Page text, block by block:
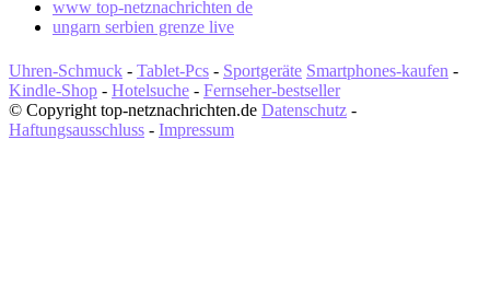
www top-netznachrichten de
ungarn serbien grenze live
Uhren-Schmuck - Tablet-Pcs - Sportgeräte Smartphones-kaufen -
Kindle-Shop - Hotelsuche - Fernseher-bestseller
© Copyright top-netznachrichten.de Datenschutz -
Haftungsausschluss - Impressum